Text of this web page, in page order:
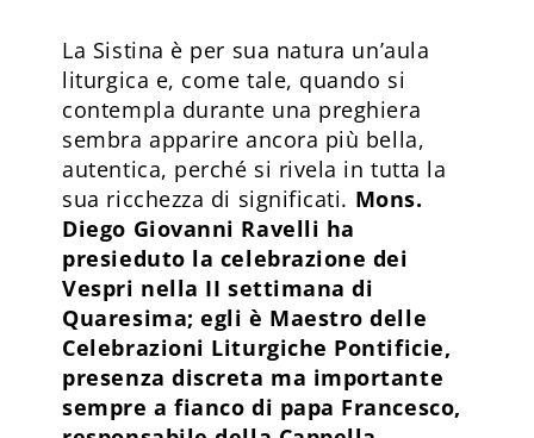
La Sistina è per sua natura un’aula
liturgica e, come tale, quando si
contempla durante una preghiera
sembra apparire ancora più bella,
autentica, perché si rivela in tutta la
sua ricchezza di significati. Mons.
Diego Giovanni Ravelli ha
presieduto la celebrazione dei
Vespri nella II settimana di
Quaresima; egli è Maestro delle
Celebrazioni Liturgiche Pontificie,
presenza discreta ma importante
sempre a fianco di papa Francesco,